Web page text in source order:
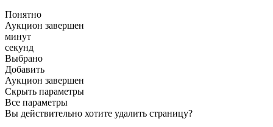
Понятно
Аукцион завершен
минут
секунд
Выбрано
Добавить
Аукцион завершен
Скрыть параметры
Все параметры
Вы действительно хотите удалить страницу?